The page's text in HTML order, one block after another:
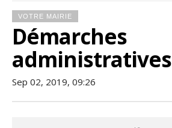
VOTRE MAIRIE
Démarches
administratives
Sep 02, 2019, 09:26